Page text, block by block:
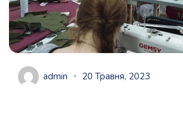
admin 20 Травня, 2023